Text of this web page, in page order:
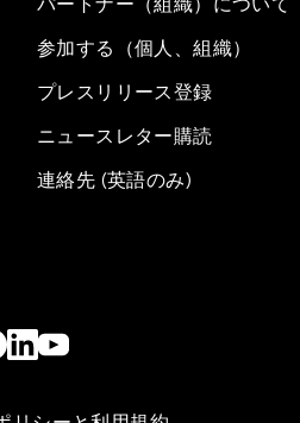
参加する（個人、組織）
プレスリリース登録
ニュースレター購読
連絡先 (英語のみ)